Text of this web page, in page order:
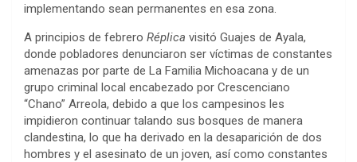
implementando sean permanentes en esa zona.
A principios de febrero Réplica visitó Guajes de Ayala,
donde pobladores denunciaron ser víctimas de constantes
amenazas por parte de La Familia Michoacana y de un
grupo criminal local encabezado por Crescenciano
“Chano” Arreola, debido a que los campesinos les
impidieron continuar talando sus bosques de manera
clandestina, lo que ha derivado en la desaparición de dos
hombres y el asesinato de un joven, así como constantes